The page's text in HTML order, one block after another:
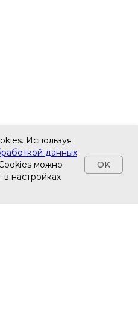
Используя
данных
можно
настройках
OK